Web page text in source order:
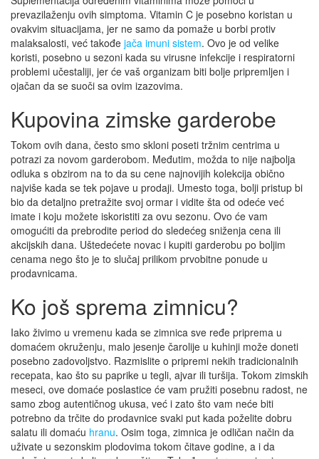
prevazilaženju ovih simptoma. Vitamin C je posebno koristan u
ovakvim situacijama, jer ne samo da pomaže u borbi protiv
malaksalosti, već takođe jača imuni sistem. Ovo je od velike
koristi, posebno u sezoni kada su virusne infekcije i respiratorni
problemi učestaliji, jer će vaš organizam biti bolje pripremljen i
ojačan da se suoči sa ovim izazovima.
Kupovina zimske garderobe
Tokom ovih dana, često smo skloni poseti tržnim centrima u
potrazi za novom garderobom. Međutim, možda to nije najbolja
odluka s obzirom na to da su cene najnovijih kolekcija obično
najviše kada se tek pojave u prodaji. Umesto toga, bolji pristup bi
bio da detaljno pretražite svoj ormar i vidite šta od odeće već
imate i koju možete iskoristiti za ovu sezonu. Ovo će vam
omogućiti da prebrodite period do sledećeg sniženja cena ili
akcijskih dana. Uštedećete novac i kupiti garderobu po boljim
cenama nego što je to slučaj prilikom prvobitne ponude u
prodavnicama.
Ko još sprema zimnicu?
Iako živimo u vremenu kada se zimnica sve ređe priprema u
domaćem okruženju, malo jesenje čarolije u kuhinji može doneti
posebno zadovoljstvo. Razmislite o pripremi nekih tradicionalnih
recepata, kao što su paprike u tegli, ajvar ili turšija. Tokom zimskih
meseci, ove domaće poslastice će vam pružiti posebnu radost, ne
samo zbog autentičnog ukusa, već i zato što vam neće biti
potrebno da trčite do prodavnice svaki put kada poželite dobru
salatu ili domaću hranu. Osim toga, zimnica je odličan način da
uživate u sezonskim plodovima tokom čitave godine, a i da